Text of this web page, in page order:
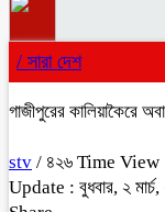
/ সারা দেশ
গাজীপুরের কালিয়াকৈরে
stv / ৪২৬ Time View
Update : বুধবার, ২